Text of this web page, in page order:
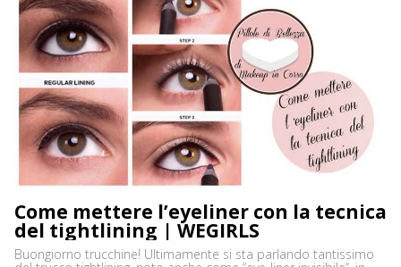
Come mettere l’eyeliner con la tecnica
del tightlining | WEGIRLS
Buongiorno trucchine! Ultimamente si sta parlando tantissimo